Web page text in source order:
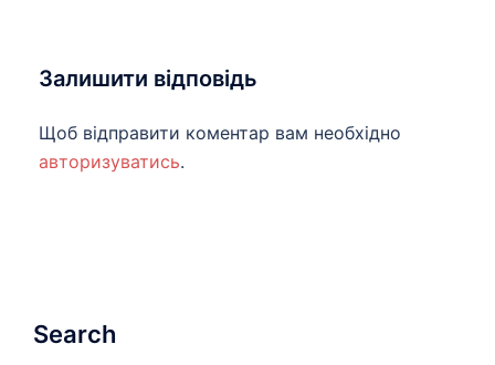
Залишити відповідь
Щоб відправити коментар вам необхідно
авторизуватись.
Search